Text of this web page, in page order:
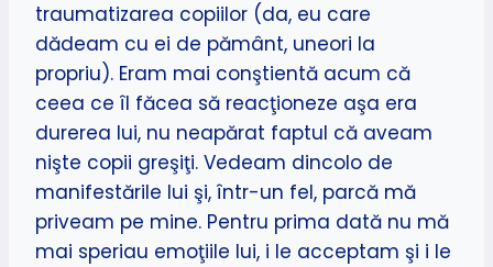
traumatizarea copiilor (da, eu care
dădeam cu ei de pământ, uneori la
propriu). Eram mai conştientă acum că
ceea ce îl făcea să reacţioneze aşa era
durerea lui, nu neapărat faptul că aveam
nişte copii greşiţi. Vedeam dincolo de
manifestările lui şi, într-un fel, parcă mă
priveam pe mine. Pentru prima dată nu mă
mai speriau emoţiile lui, i le acceptam şi i le